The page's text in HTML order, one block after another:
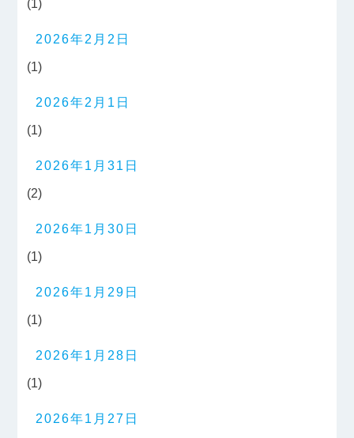
(1)
2026年2月2日
(1)
2026年2月1日
(1)
2026年1月31日
(2)
2026年1月30日
(1)
2026年1月29日
(1)
2026年1月28日
(1)
2026年1月27日